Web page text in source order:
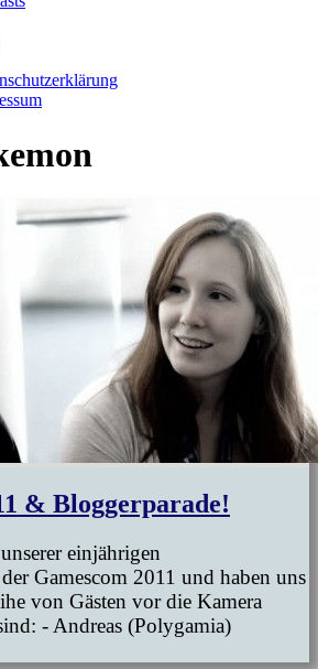
& Bloggerparade!
einjährigen
Gamescom 2011 und haben uns
von Gästen vor die Kamera
- Andreas (Polygamia)